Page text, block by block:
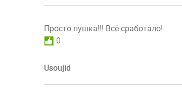
Просто пушка!!! Всё сработало!
0
Usoujid